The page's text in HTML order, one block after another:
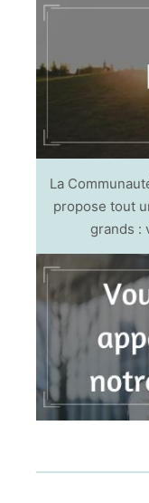
La
propose tout
grands :